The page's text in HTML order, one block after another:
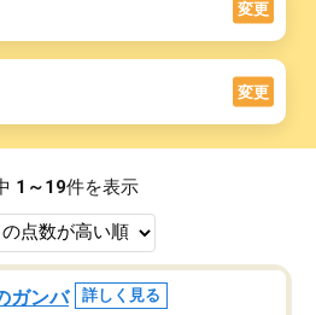
変更
変更
1～19件を表示
ガンバ 詳しく見る